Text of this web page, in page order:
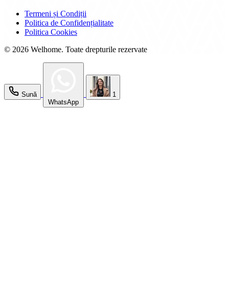
Termeni și Condiții
Politica de Confidențialitate
Politica Cookies
© 2026 Welhome. Toate drepturile rezervate
Sună
WhatsApp
1